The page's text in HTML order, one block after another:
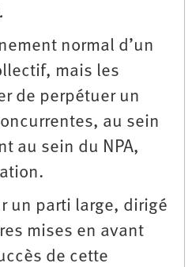
normal d’un
mais les
de perpétuer un
au sein
au sein du NPA,
un parti large, dirigé
mises en avant
de cette